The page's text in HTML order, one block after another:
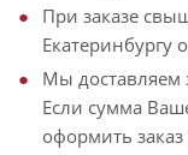
При заказе
Екатеринбургу
Мы доставляем
Если сумма
оформить